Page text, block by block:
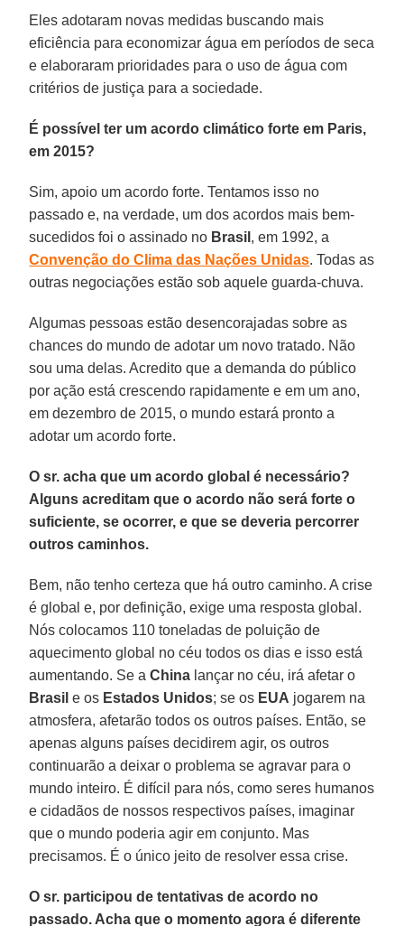
Eles adotaram novas medidas buscando mais
eficiência para economizar água em períodos de seca
e elaboraram prioridades para o uso de água com
critérios de justiça para a sociedade.
É possível ter um acordo climático forte em Paris,
em 2015?
Sim, apoio um acordo forte. Tentamos isso no
passado e, na verdade, um dos acordos mais bem-
sucedidos foi o assinado no Brasil , em 1992, a
Convenção do Clima das Nações Unidas. Todas as
outras negociações estão sob aquele guarda-chuva.
Algumas pessoas estão desencorajadas sobre as
chances do mundo de adotar um novo tratado. Não
sou uma delas. Acredito que a demanda do público
por ação está crescendo rapidamente e em um ano,
em dezembro de 2015, o mundo estará pronto a
adotar um acordo forte.
O sr. acha que um acordo global é necessário?
Alguns acreditam que o acordo não será forte o
suficiente, se ocorrer, e que se deveria percorrer
outros caminhos.
Bem, não tenho certeza que há outro caminho. A crise
é global e, por definição, exige uma resposta global.
Nós colocamos 110 toneladas de poluição de
aquecimento global no céu todos os dias e isso está
aumentando. Se aChina lançar no céu, irá afetar o
Brasil e os Estados Unidos; se os EUA jogarem na
atmosfera, afetarão todos os outros países. Então, se
apenas alguns países decidirem agir, os outros
continuarão a deixar o problema se agravar para o
mundo inteiro. É difícil para nós, como seres humanos
e cidadãos de nossos respectivos países, imaginar
que o mundo poderia agir em conjunto. Mas
precisamos. É o único jeito de resolver essa crise.
O sr. participou de tentativas de acordo no
passado. Acha que o momento agora é diferente